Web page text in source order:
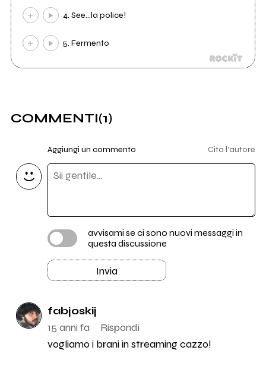
4. See…la police!
5. Fermento
COMMENTI(1)
Aggiungi un commento Cita l'autore
avvisami se ci sono nuovi messaggi in
questa discussione
Invia
fabjoskij
15 anni fa
Rispondi
vogliamo i brani in streaming cazzo!